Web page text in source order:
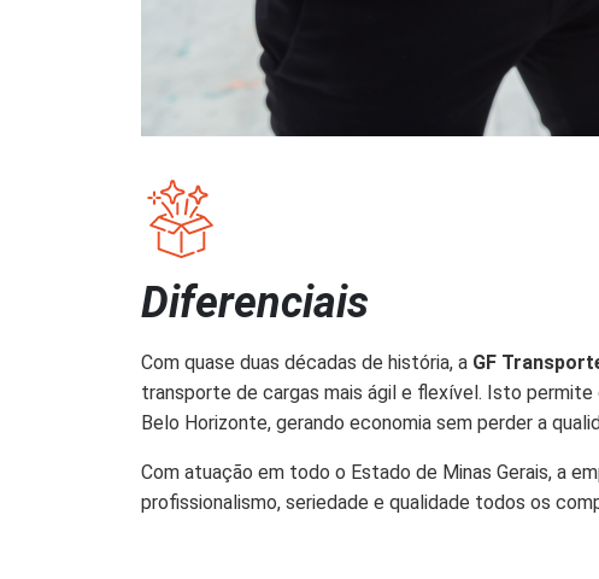
Diferenciais
Com quase duas décadas de história, a GF
transporte de cargas mais ágil e flexível. Isto
Belo Horizonte, gerando economia sem perder a
Com atuação em todo o Estado de Minas Gerais, a
profissionalismo, seriedade e qualidade todos os